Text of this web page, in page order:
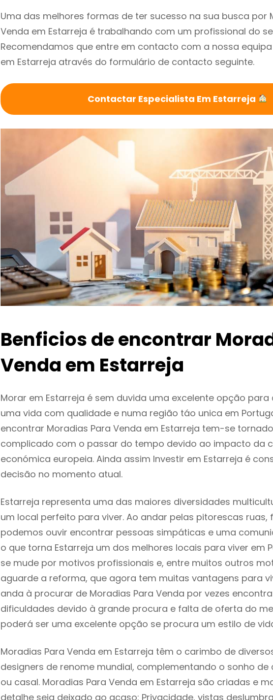
Uma das melhores formas de ter sucesso na sua busca por
Venda em Estarreja é trabalhando com um profissional do
Recomendamos que entre em contacto com a nossa
em Estarreja através do formulário de contacto seguinte.
Contactar Especialista Em Estarreja
Benficios de encontrar
Venda em Estarreja
Morar em Estarreja é sem duvida uma excelente opção
uma vida com qualidade e numa região táo unica em
encontrar Moradias Para Venda em Estarreja tem-se
complicado com o passar do tempo devido ao impacto da
económica europeia. Ainda assim Investir em Estarreja é
decisão no momento atual.
Estarreja representa uma das maiores diversidades
um local perfeito para viver. Ao andar pelas pitorescas ruas,
podemos ouvir encontrar pessoas simpáticas e uma
o que torna Estarreja um dos melhores locais para viver em
se mude por motivos profissionais e, entre muitos outros
aguarde a reforma, que agora tem muitas vantagens para
anda à procurar de Moradias Para Venda por vezes
dificuldades devido à grande procura e falta de oferta do
poderá ser uma excelente opção se procura um estilo de
Moradias Para Venda em Estarreja têm o carimbo de
designers de renome mundial, complementando o sonho de
ou casal. Moradias Para Venda em Estarreja são criadas e
detalhe seja deixado ao acaso: Privacidade, vistas